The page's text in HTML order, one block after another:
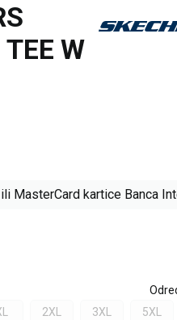
W
MasterCard kartice Banca
2XL 3XL 5XL